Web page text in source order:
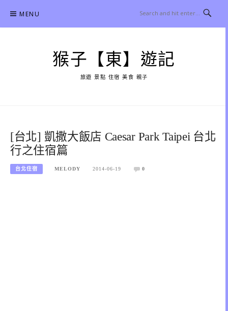
content
MENU
猴子【東】遊記
旅遊 景點 住宿 美食 親子
[台北] 凱撒大飯店 Caesar Park Taipei 台北
行之住宿篇
台北住宿 MELODY 2014-06-19 0